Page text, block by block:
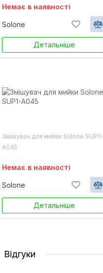
Немає в наявності
Solone
Детальніше
Змішувач для мийки Solone SUP1-
A045
Немає в наявності
Solone
Детальніше
Відгуки